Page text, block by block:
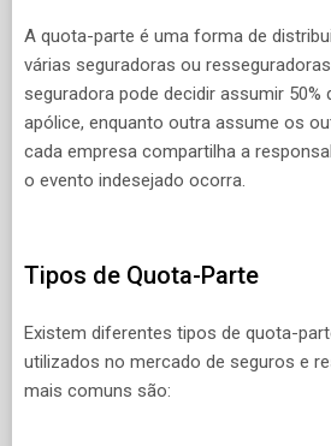
A quota-parte é uma forma de
várias seguradoras ou
seguradora pode decidir assumir 50%
apólice, enquanto outra assume os
cada empresa compartilha a
o evento indesejado ocorra.
Tipos de Quota-Parte
Existem diferentes tipos de quota-
utilizados no mercado de seguros e
mais comuns são: